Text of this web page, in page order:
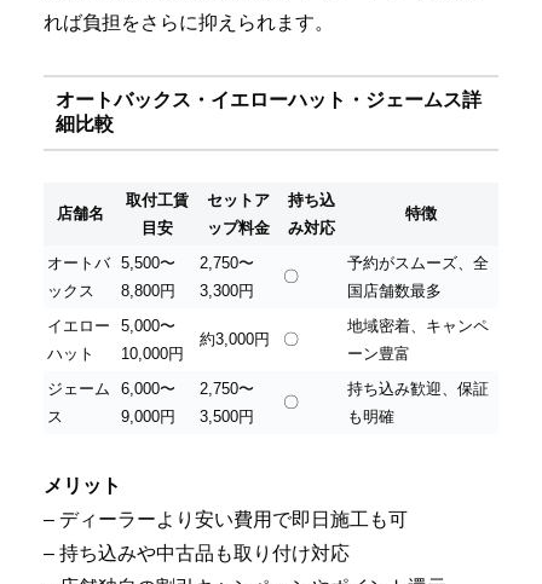
れば負担をさらに抑えられます。
オートバックス・イエローハット・ジェームス詳
細比較
店舗名
取付工賃
目安
セットア
ップ料金
持ち込
み対応
特徴
オートバ
ックス
5,500〜
8,800円
2,750〜
3,300円
〇
予約がスムーズ、全
国店舗数最多
イエロー
ハット
5,000〜
10,000円
約3,000円 〇
地域密着、キャンペ
ーン豊富
ジェーム
ス
6,000〜
9,000円
2,750〜
3,500円
〇
持ち込み歓迎、保証
も明確
メリット
– ディーラーより安い費用で即日施工も可
– 持ち込みや中古品も取り付け対応